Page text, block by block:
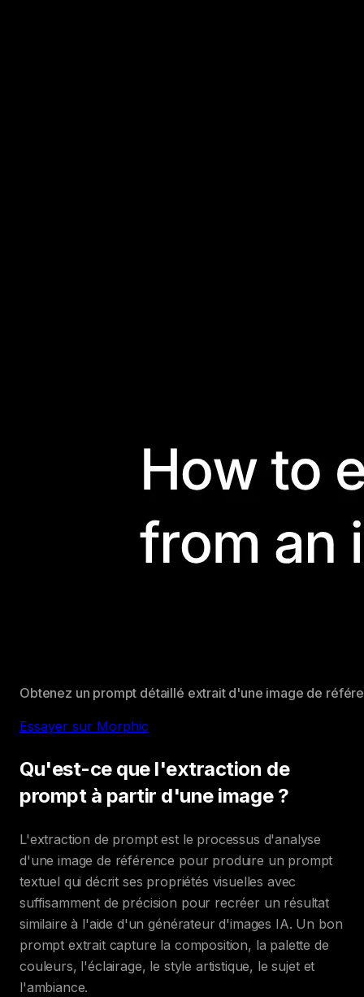
Obtenez un prompt détaillé extrait d'une image de
Essayer sur Morphic
Qu'est-ce que l'extraction de
prompt à partir d'une image ?
L'extraction de prompt est le processus d'analyse
d'une image de référence pour produire un prompt
textuel qui décrit ses propriétés visuelles avec
suffisamment de précision pour recréer un résultat
similaire à l'aide d'un générateur d'images IA. Un bon
prompt extrait capture la composition, la palette de
couleurs, l'éclairage, le style artistique, le sujet et
l'ambiance.